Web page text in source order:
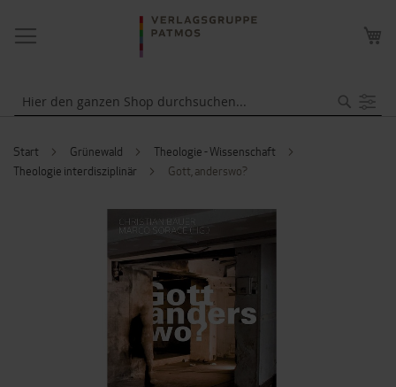
NAVIGATION
UMSCHALTEN
Start Grünewald
Theologie - Wissenschaft
Theologie interdisziplinär
Gott, anderswo?
ENDE
DER
BILDERGALERIE
SPRINGEN